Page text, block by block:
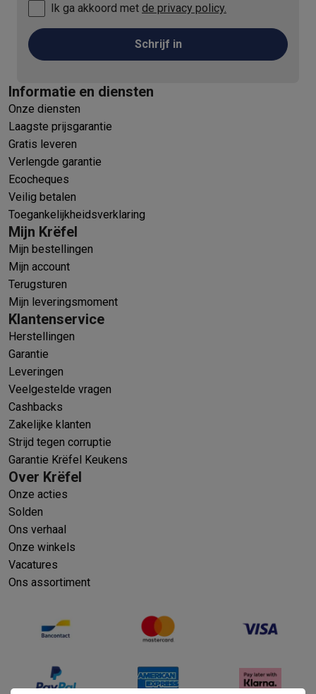
Ik ga akkoord met de privacy policy.
Schrijf in
Informatie en diensten
Onze diensten
Laagste prijsgarantie
Gratis leveren
Verlengde garantie
Ecocheques
Veilig betalen
Toegankelijkheidsverklaring
Mijn Krëfel
Mijn bestellingen
Mijn account
Terugsturen
Mijn leveringsmoment
Klantenservice
Herstellingen
Garantie
Leveringen
Veelgestelde vragen
Cashbacks
Zakelijke klanten
Strijd tegen corruptie
Garantie Krëfel Keukens
Over Krëfel
Onze acties
Solden
Ons verhaal
Onze winkels
Vacatures
Ons assortiment